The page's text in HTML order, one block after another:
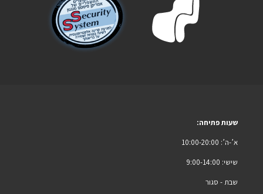
שעות פתיחה:
א’-ה’: 10:00-20:00
שישי: 9:00-14:00
שבת - סגור